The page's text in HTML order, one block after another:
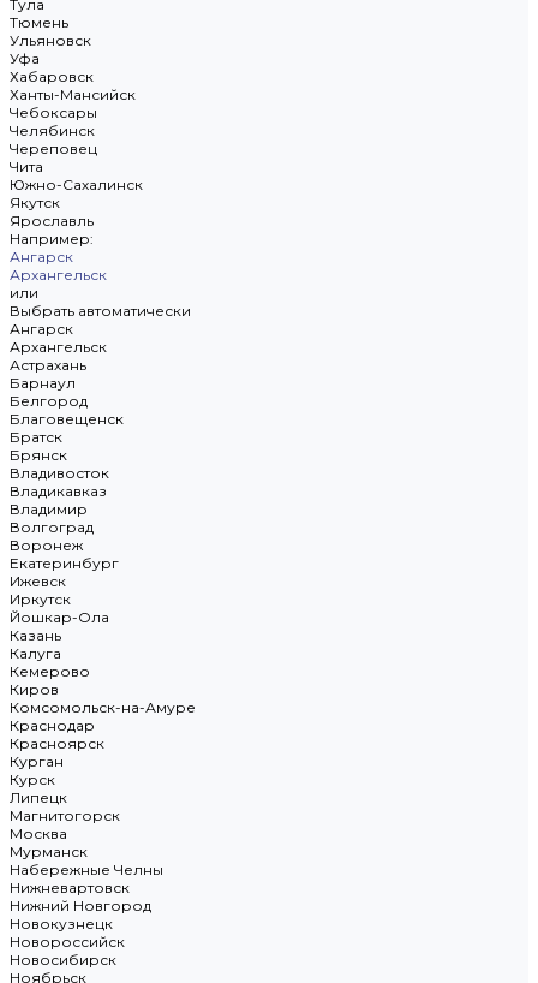
Тула
Тюмень
Ульяновск
Уфа
Хабаровск
Ханты-Мансийск
Чебоксары
Челябинск
Череповец
Чита
Южно-Сахалинск
Якутск
Ярославль
Например:
Ангарск
Архангельск
или
Выбрать автоматически
Ангарск
Архангельск
Астрахань
Барнаул
Белгород
Благовещенск
Братск
Брянск
Владивосток
Владикавказ
Владимир
Волгоград
Воронеж
Екатеринбург
Ижевск
Иркутск
Йошкар-Ола
Казань
Калуга
Кемерово
Киров
Комсомольск-на-Амуре
Краснодар
Красноярск
Курган
Курск
Липецк
Магнитогорск
Москва
Мурманск
Набережные Челны
Нижневартовск
Нижний Новгород
Новокузнецк
Новороссийск
Новосибирск
Ноябрьск